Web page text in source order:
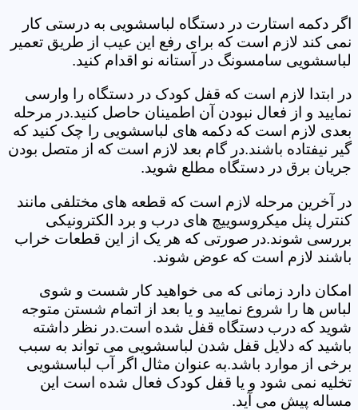
اگر دکمه استارت در دستگاه لباسشویی به درستی کار
نمی کند لازم است که برای رفع این عیب از طریق تعمیر
لباسشویی سامسونگ در آستانه نو اقدام کنید.
در ابتدا لازم است که قفل کودک در دستگاه را وارسی
نمایید و از فعال نبودن آن اطمینان حاصل کنید.در مرحله
بعدی لازم است که دکمه های لباسشویی را چک کنید که
گیر نیفتاده باشند.در گام بعد لازم است که از متصل بودن
جریان برق در دستگاه مطلع شوید.
در آخرین مرحله لازم است که قطعه های مختلفی مانند
کنترل پنل میکروسوییچ های درب و برد الکترونیکی
بررسی شوند.در صورتی که هر یک از این قطعات خراب
باشند لازم است که عوض شوند.
امکان دارد زمانی که می خواهید کار شست و شوی
لباس ها را شروع نمایید و یا بعد از اتمام شستن متوجه
شوید که درب دستگاه قفل شده است.در نظر داشته
باشید که دلایل قفل شدن لباسشویی می تواند به سبب
برخی از موارد باشد.به عنوان مثال اگر آب لباسشویی
تخلیه نمی شود و یا قفل کودک فعال شده است این
مساله پیش می آید.